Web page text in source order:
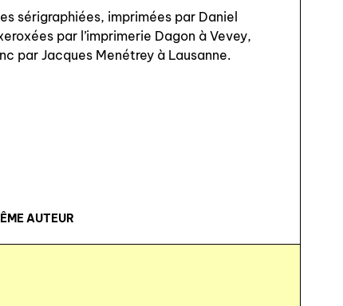
de tête
semestriels
sérigraphiées, imprimées par Daniel
par l’imprimerie Dagon à Vevey,
par Jacques Menétrey à Lausanne.
AUTEUR